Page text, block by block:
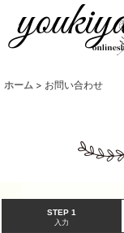
ホーム > お問い合わせ
STEP 1
入力